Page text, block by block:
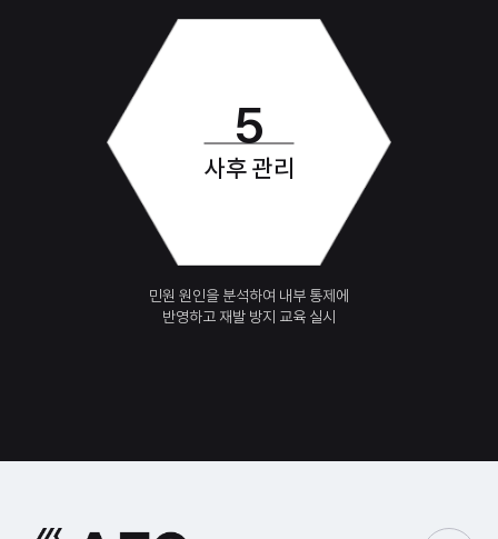
5
사후 관리
민원 원인을 분석하여 내부 통제에
반영하고 재발 방지 교육 실시